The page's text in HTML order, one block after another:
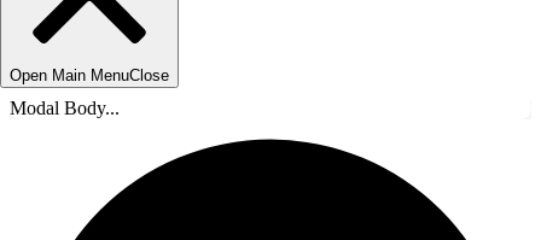
Open Main MenuClose
Modal Body...